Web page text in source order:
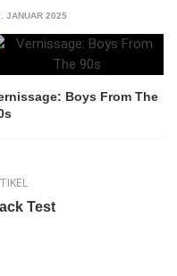
JANUAR 2025
Boys From The
Test